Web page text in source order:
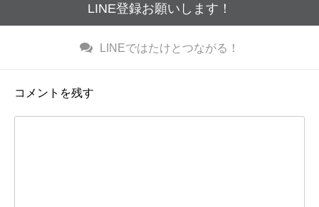
LINE登録お願いします！
LINEではたけとつながる！
コメントを残す